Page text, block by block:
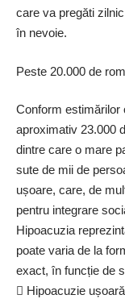
care va pregăti
în nevoie.
Peste 20.000 de
Conform estimărilor
aproximativ 23.000
dintre care o mare
sute de mii de
ușoare, care, de
pentru integrare
Hipoacuzia
poate varia de la
exact, în funcție de
 Hipoacuzie